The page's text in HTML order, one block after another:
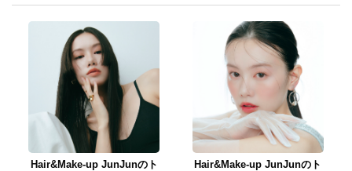
Hair&Make-up JunJunのト
Hair&Make-up JunJunのト